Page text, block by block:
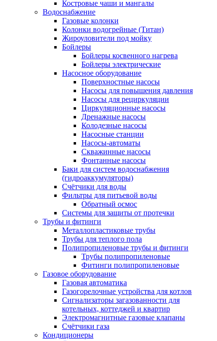
Костровые чаши и мангалы
Водоснабжение
Газовые колонки
Колонки водогрейные (Титан)
Жироуловители под мойку
Бойлеры
Бойлеры косвенного нагрева
Бойлеры электрические
Насосное оборудование
Поверхностные насосы
Насосы для повышения давления
Насосы для рециркуляции
Циркуляционные насосы
Дренажные насосы
Колодезные насосы
Насосные станции
Насосы-автоматы
Скважинные насосы
Фонтанные насосы
Баки для систем водоснабжения
(гидроаккумуляторы)
Счётчики для воды
Фильтры для питьевой воды
Обратный осмос
Системы для защиты от протечки
Трубы и фитинги
Металлопластиковые трубы
Трубы для теплого пола
Полипропиленовые трубы и фитинги
Трубы полипропиленовые
Фитинги полипропиленовые
Газовое оборудование
Газовая автоматика
Газогорелочные устройства для котлов
Сигнализаторы загазованности для
котельных, коттеджей и квартир
Электромагнитные газовые клапаны
Счётчики газа
Кондиционеры